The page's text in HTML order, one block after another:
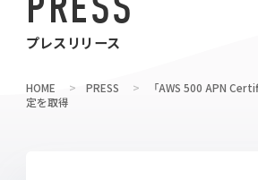
プレスリリース
HOME PRESS
「AWS 500 APN
定を取得